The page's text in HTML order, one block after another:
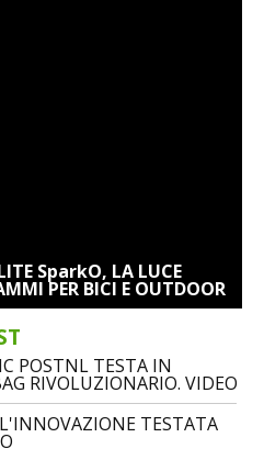
SparkO, LA LUCE
PER BICI E OUTDOOR
POSTNL TESTA IN
RIVOLUZIONARIO. VIDEO
TESTATA